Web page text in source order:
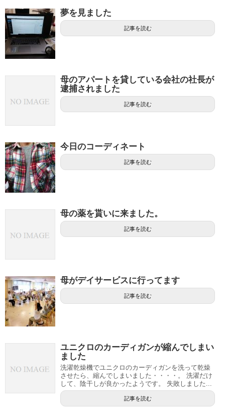
夢を見ました
記事を読む
母のアパートを貸している会社の社長が
逮捕されました
記事を読む
今日のコーディネート
記事を読む
母の薬を貰いに来ました。
記事を読む
母がデイサービスに行ってます
記事を読む
ユニクロのカーディガンが縮んでしまい
ました
洗濯乾燥機でユニクロのカーディガンを洗って乾燥
させたら、縮んでしまいました・・・・。 洗濯だけ
して、陰干しが良かったようです。 失敗しました...
記事を読む